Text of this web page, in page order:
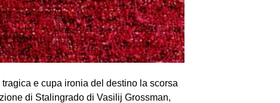
e cupa ironia del destino la scorsa
di Stalingrado di Vasilij Grossman,